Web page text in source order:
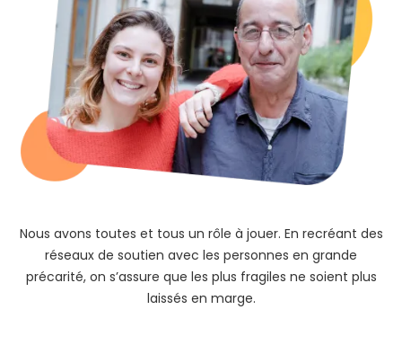
Nous avons toutes et tous un rôle à jouer. En recréant des
réseaux de soutien avec les personnes en grande
précarité, on s’assure que les plus fragiles ne soient plus
laissés en marge.